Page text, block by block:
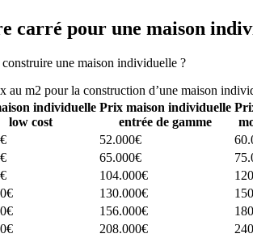
carré pour une maison
une maison individuelle ?
au m2 pour la construction d’une maison
individuelle
low cost
Prix maison individuelle
entrée de gamme
52.000€
65.000€
104.000€
130.000€
156.000€
208.000€